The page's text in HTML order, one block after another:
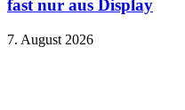
fast nur aus Display
7. August 2026